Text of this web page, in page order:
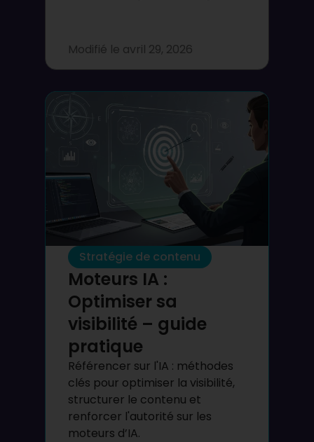
Modifié le avril 29, 2026
Stratégie de contenu
Moteurs IA :
Optimiser sa
visibilité – guide
pratique
Référencer sur l'IA : méthodes
clés pour optimiser la visibilité,
structurer le contenu et
renforcer l'autorité sur les
moteurs d’IA.